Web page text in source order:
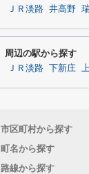
ＪＲ淡路 井高野
周辺の駅から探す
ＪＲ淡路 下新庄
市区町村から探す
町名から探す
路線から探す